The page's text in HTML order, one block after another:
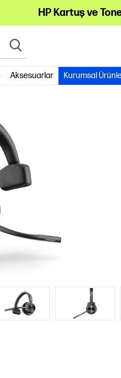
HP Kartuş ve
Aksesuarlar Kurumsal